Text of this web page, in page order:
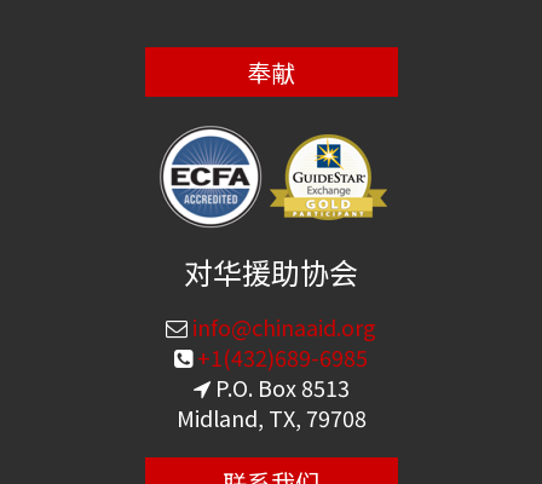
奉献
对华援助协会
info@chinaaid.org
+1(432)689-6985
P.O. Box 8513
Midland, TX, 79708